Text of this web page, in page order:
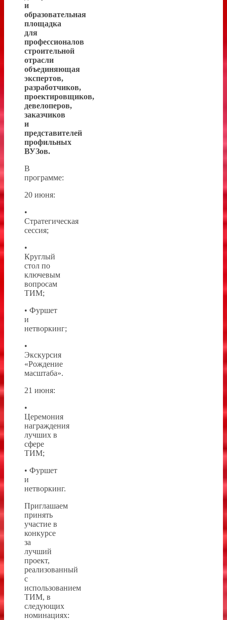
и
образовательная
площадка
для
профессионалов
строительной
отрасли
объединяющая
экспертов,
разработчиков,
проектировщиков,
девелоперов,
заказчиков
и
представителей
профильных
ВУЗов.
В
программе:
20 июня:
•
Стратегическая
сессия;
•
Круглый
стол по
ключевым
вопросам
ТИМ;
• Фуршет
и
нетворкинг;
•
Экскурсия
«Рождение
масштаба».
21 июня:
•
Церемония
награждения
лучших в
сфере
ТИМ;
• Фуршет
и
нетворкинг.
Приглашаем
принять
участие в
конкурсе
за
лучший
проект,
реализованный
с
использованием
ТИМ, в
следующих
номинациях: